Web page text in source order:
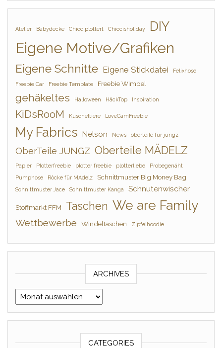
Atelier Babydecke Chicciplottert Chiccisholiday DIY
Eigene Motive/Grafiken
Eigene Schnitte Eigene Stickdatei Felixhose
Freebie Car Freebie Template Freebie Wimpel
gehäkeltes Halloween HäckTop Inspiration
KiDsRooM Kuscheltiere LoveCamFreebie
My Fabrics Nelson News oberteile für jungz
OberTeile JUNGZ Oberteile MÄDELZ
Papier Plotterfreebie plotter freebie plotterliebe
Probegenäht
Pumphose
Röcke für MAdelz Schnittmuster Big Money Bag
Schnittmuster Jace Schnittmuster Kanga Schnutenwischer
Stoffmarkt FFM Taschen We are Family
Wettbewerbe Windeltaschen Zipfelhoodie
ARCHIVES
Archives
CATEGORIES